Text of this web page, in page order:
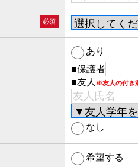
必須
あり
■保護者
■友人 ※友人の付き
なし
希望する